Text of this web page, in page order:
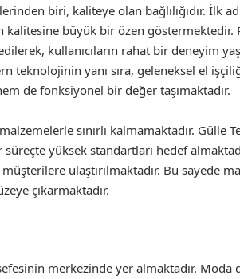
biri, kaliteye olan bağlılığıdır. İlk
kalitesine büyük bir özen
kullanıcıların rahat bir deneyim
teknolojinin yanı sıra, geleneksel el
de fonksiyonel bir değer taşımaktadır.
sınırlı kalmamaktadır. Gülle
yüksek standartları hedef
ulaştırılmaktadır. Bu sayede
çıkarmaktadır.
merkezinde yer almaktadır. Moda